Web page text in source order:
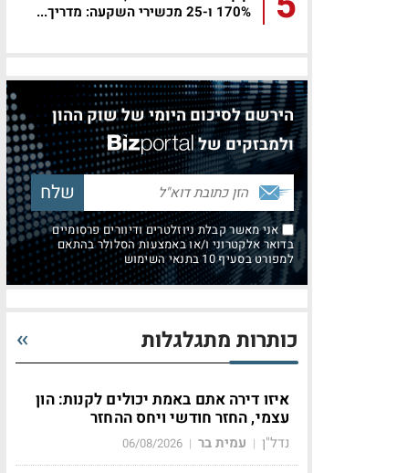
170% ו-25 מכשירי השקעה: מדריך...
הירשם לסיכום היומי של שוק ההון
ולמבזקים של
אני מאשר קבלת ניוזלטרים ודיוורים פרסומיים
בדואר אלקטרוני ו/או באמצעות הסלולר בהתאם
למפורט בסעיף 10 בתנאי השימוש
כותרות מתגלגלות
איזו דירה אתם באמת יכולים לקנות: הון
עצמי, החזר חודשי ויחס ההחזר
נדל"ן | עמית בר |
06/08/2026